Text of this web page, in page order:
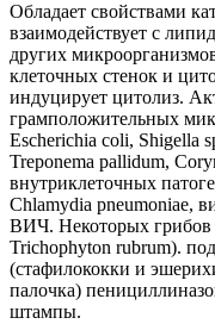
Обладает свойствами
взаимодействует с
других
клеточных стенок и
индуцирует цитолиз.
грамположительных
Escherichia coli, Shigella
Treponema pallidum,
внутриклеточных
Chlamydia pneumoniae,
ВИЧ. Некоторых грибов
Trichophyton rubrum).
(стафилококки и
палочка)
штампы.